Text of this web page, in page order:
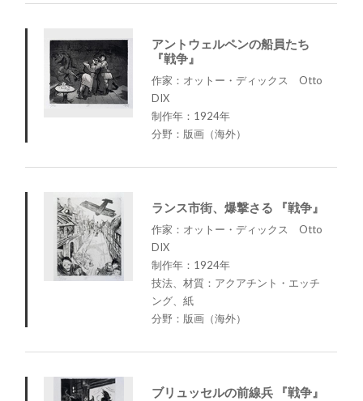
アントウェルペンの船員たち
『戦争』
作家：オットー・ディックス Otto
DIX
制作年：1924年
分野：版画（海外）
ランス市街、爆撃さる 『戦争』
作家：オットー・ディックス Otto
DIX
制作年：1924年
技法、材質：アクアチント・エッチ
ング、紙
分野：版画（海外）
ブリュッセルの前線兵 『戦争』